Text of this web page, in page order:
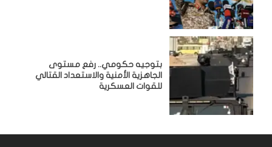
بتوجيه حكومي.. رفع مستوى
الجاهزية الأمنية والاستعداد القتالي
للقوات العسكرية